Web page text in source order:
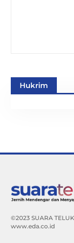
Hukrim
©2023 SUARA
www.eda.co.id